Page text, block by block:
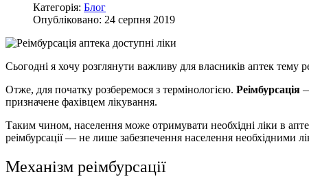
Категорія: Блог
Опубліковано: 24 серпня 2019
Сьогодні я хочу розглянути важливу для власників аптек тему
Отже, для початку розберемося з термінологією. Реімбурсація
призначене фахівцем лікування.
Таким чином, населення може отримувати необхідні ліки в
реімбурсації — не лише забезпечення населення необхідними
Механізм реімбурсації